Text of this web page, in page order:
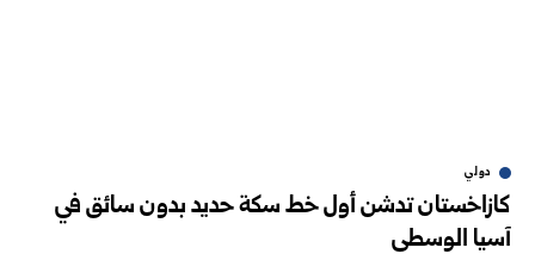
دولي
كازاخستان تدشن أول خط سكة حديد بدون سائق في
آسيا الوسطى